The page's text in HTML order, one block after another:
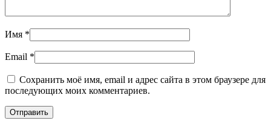
Имя *
Email *
Сохранить моё имя, email и адрес сайта в этом браузере для
последующих моих комментариев.